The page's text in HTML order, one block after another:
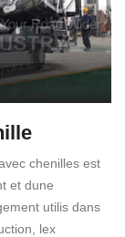
chenilles est
et dune
utilis dans
lex